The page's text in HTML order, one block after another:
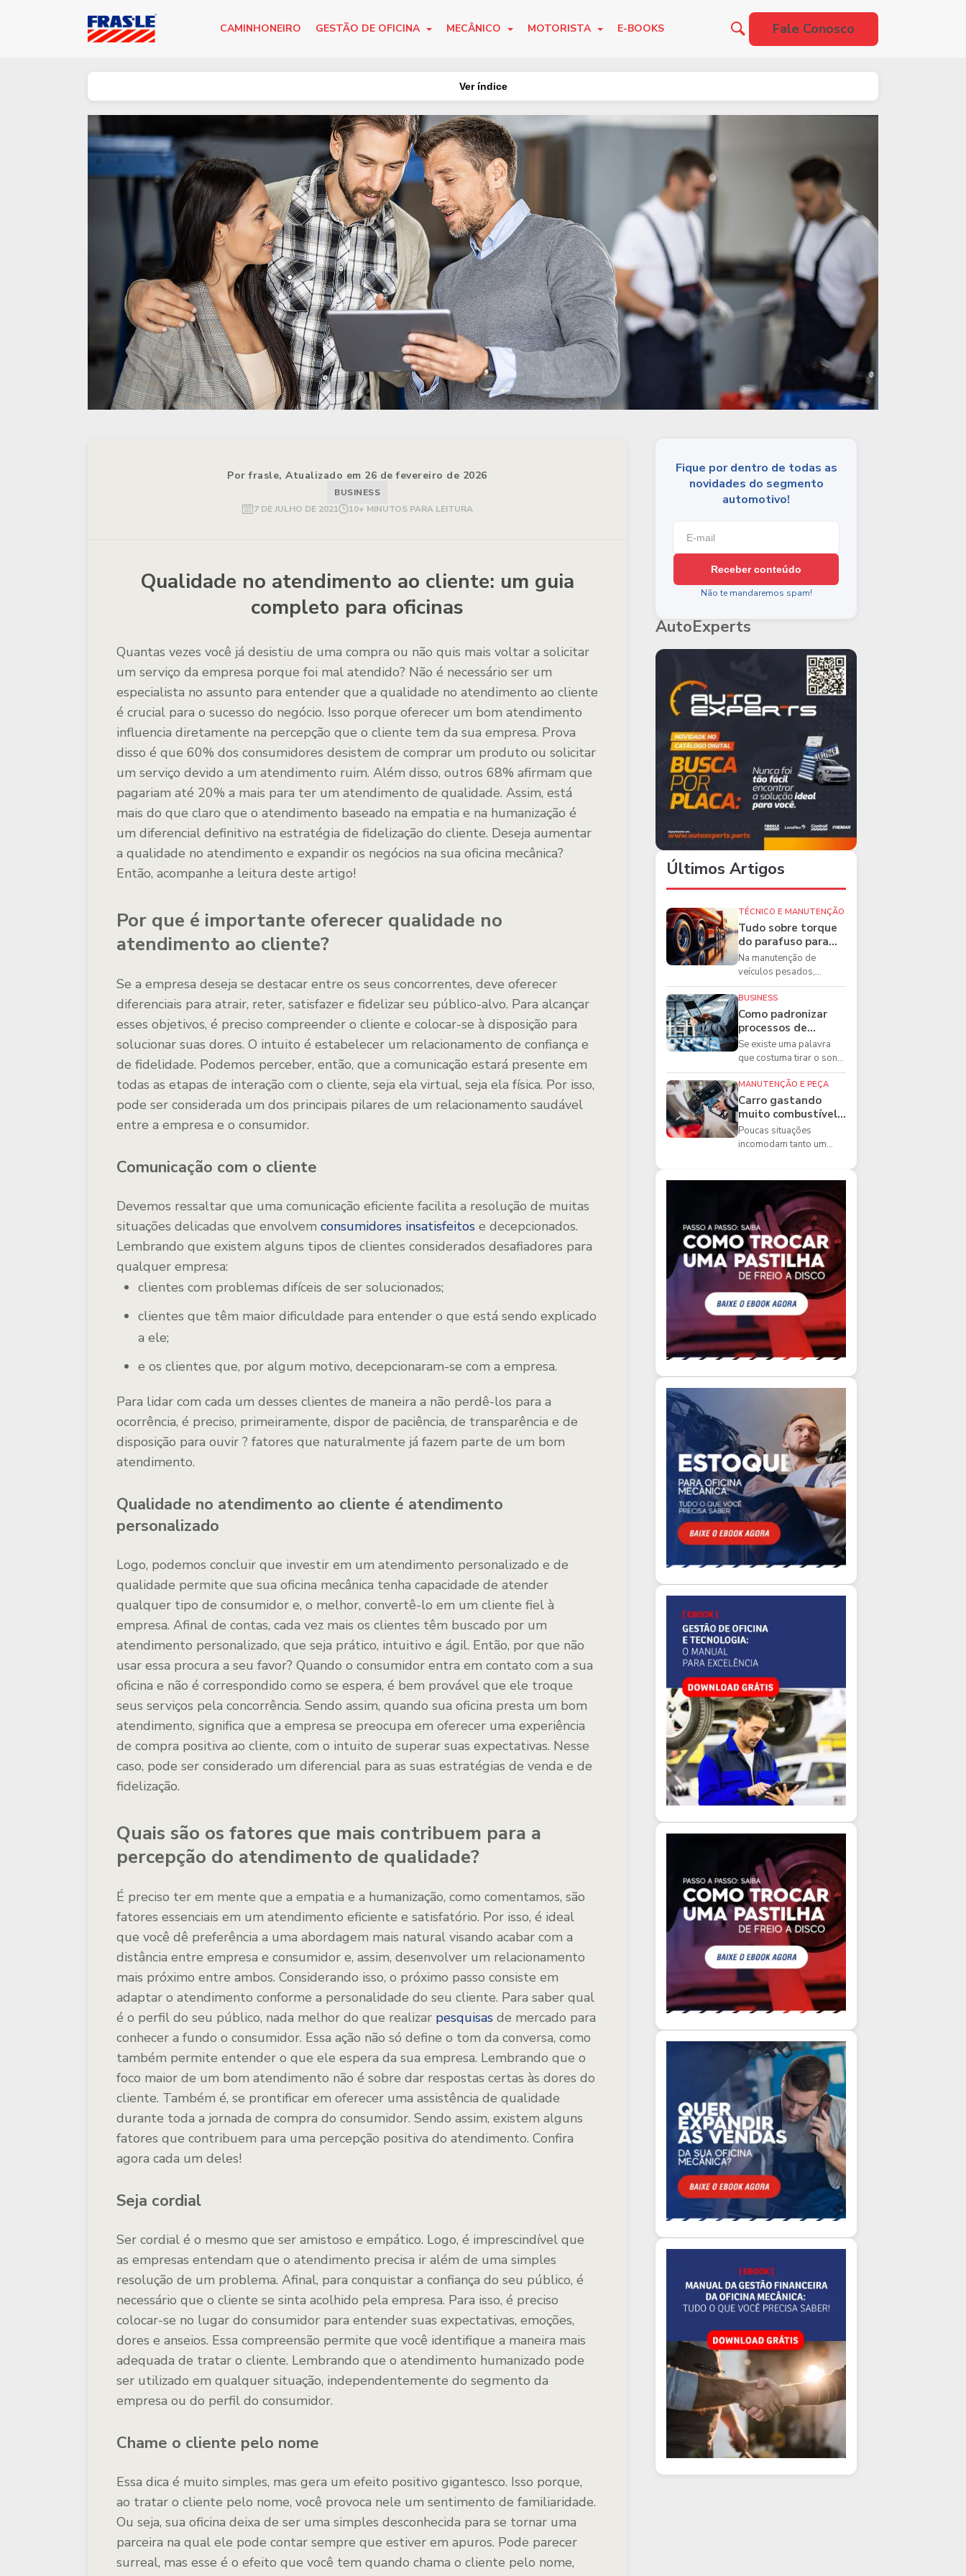
CAMINHONEIRO GESTÃO DE OFICINA MECÂNICO MOTORISTA E-BOOKS Fale Conosco
Ver índice
Por frasle, Atualizado em 26 de fevereiro de 2026
BUSINESS
7 DE JULHO DE 2021
10+ MINUTOS PARA LEITURA
Qualidade no atendimento ao cliente: um guia
completo para oficinas
Quantas vezes você já desistiu de uma compra ou não quis mais voltar a solicitar
um serviço da empresa porque foi mal atendido? Não é necessário ser um
especialista no assunto para entender que a qualidade no atendimento ao cliente
é crucial para o sucesso do negócio. Isso porque oferecer um bom atendimento
influencia diretamente na percepção que o cliente tem da sua empresa. Prova
disso é que 60% dos consumidores desistem de comprar um produto ou solicitar
um serviço devido a um atendimento ruim. Além disso, outros 68% afirmam que
pagariam até 20% a mais para ter um atendimento de qualidade. Assim, está
mais do que claro que o atendimento baseado na empatia e na humanização é
um diferencial definitivo na estratégia de fidelização do cliente. Deseja aumentar
a qualidade no atendimento e expandir os negócios na sua oficina mecânica?
Então, acompanhe a leitura deste artigo!
Por que é importante oferecer qualidade no
atendimento ao cliente?
Se a empresa deseja se destacar entre os seus concorrentes, deve oferecer
diferenciais para atrair, reter, satisfazer e fidelizar seu público-alvo. Para alcançar
esses objetivos, é preciso compreender o cliente e colocar-se à disposição para
solucionar suas dores. O intuito é estabelecer um relacionamento de confiança e
de fidelidade. Podemos perceber, então, que a comunicação estará presente em
todas as etapas de interação com o cliente, seja ela virtual, seja ela física. Por isso,
pode ser considerada um dos principais pilares de um relacionamento saudável
entre a empresa e o consumidor.
Comunicação com o cliente
Devemos ressaltar que uma comunicação eficiente facilita a resolução de muitas
situações delicadas que envolvem consumidores insatisfeitos e decepcionados.
Lembrando que existem alguns tipos de clientes considerados desafiadores para
qualquer empresa:
clientes com problemas difíceis de ser solucionados;
clientes que têm maior dificuldade para entender o que está sendo explicado
a ele;
e os clientes que, por algum motivo, decepcionaram-se com a empresa.
Para lidar com cada um desses clientes de maneira a não perdê-los para a
ocorrência, é preciso, primeiramente, dispor de paciência, de transparência e de
disposição para ouvir ? fatores que naturalmente já fazem parte de um bom
atendimento.
Qualidade no atendimento ao cliente é atendimento
personalizado
Logo, podemos concluir que investir em um atendimento personalizado e de
qualidade permite que sua oficina mecânica tenha capacidade de atender
qualquer tipo de consumidor e, o melhor, convertê-lo em um cliente fiel à
empresa. Afinal de contas, cada vez mais os clientes têm buscado por um
atendimento personalizado, que seja prático, intuitivo e ágil. Então, por que não
usar essa procura a seu favor? Quando o consumidor entra em contato com a sua
oficina e não é correspondido como se espera, é bem provável que ele troque
seus serviços pela concorrência. Sendo assim, quando sua oficina presta um bom
atendimento, significa que a empresa se preocupa em oferecer uma experiência
de compra positiva ao cliente, com o intuito de superar suas expectativas. Nesse
caso, pode ser considerado um diferencial para as suas estratégias de venda e de
fidelização.
Quais são os fatores que mais contribuem para a
percepção do atendimento de qualidade?
É preciso ter em mente que a empatia e a humanização, como comentamos, são
fatores essenciais em um atendimento eficiente e satisfatório. Por isso, é ideal
que você dê preferência a uma abordagem mais natural visando acabar com a
distância entre empresa e consumidor e, assim, desenvolver um relacionamento
mais próximo entre ambos. Considerando isso, o próximo passo consiste em
adaptar o atendimento conforme a personalidade do seu cliente. Para saber qual
é o perfil do seu público, nada melhor do que realizar pesquisas de mercado para
conhecer a fundo o consumidor. Essa ação não só define o tom da conversa, como
também permite entender o que ele espera da sua empresa. Lembrando que o
foco maior de um bom atendimento não é sobre dar respostas certas às dores do
cliente. Também é, se prontificar em oferecer uma assistência de qualidade
durante toda a jornada de compra do consumidor. Sendo assim, existem alguns
fatores que contribuem para uma percepção positiva do atendimento. Confira
agora cada um deles!
Seja cordial
Ser cordial é o mesmo que ser amistoso e empático. Logo, é imprescindível que
as empresas entendam que o atendimento precisa ir além de uma simples
resolução de um problema. Afinal, para conquistar a confiança do seu público, é
necessário que o cliente se sinta acolhido pela empresa. Para isso, é preciso
colocar-se no lugar do consumidor para entender suas expectativas, emoções,
dores e anseios. Essa compreensão permite que você identifique a maneira mais
adequada de tratar o cliente. Lembrando que o atendimento humanizado pode
ser utilizado em qualquer situação, independentemente do segmento da
empresa ou do perfil do consumidor.
Chame o cliente pelo nome
Essa dica é muito simples, mas gera um efeito positivo gigantesco. Isso porque,
ao tratar o cliente pelo nome, você provoca nele um sentimento de familiaridade.
Ou seja, sua oficina deixa de ser uma simples desconhecida para se tornar uma
parceira na qual ele pode contar sempre que estiver em apuros. Pode parecer
surreal, mas esse é o efeito que você tem quando chama o cliente pelo nome,
Fique por dentro de todas as
novidades do segmento
automotivo!
Receber conteúdo
Não te mandaremos spam!
AutoExperts
Últimos Artigos
TÉCNICO E MANUTENÇÃO
Tudo sobre torque
do parafuso para
caminhões e as
boas práticas que
todo mecânico
precisa conhecer
Na manutenção de
veículos pesados,
existem ferramentas que
fazem diferença direta na
segurança e na ...
BUSINESS
Como padronizar
processos de
manutenção de
frota na oficina
Se existe uma palavra
que costuma tirar o sono
dos gestores de
manutenção, ela é a
imprevisibilidade...
MANUTENÇÃO E PEÇA
Carro gastando
muito combustível:
5 motivos que
podem aumentar o
Poucas situações
incomodam tanto um
acabando mais r...